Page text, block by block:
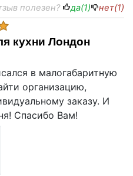
полезен?
да(1) нет(1)
кухни Лондон
в малогабаритную
организацию,
заказу. И
Спасибо Вам!